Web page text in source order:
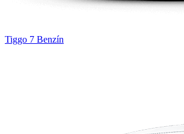
Tiggo 7 Benzín